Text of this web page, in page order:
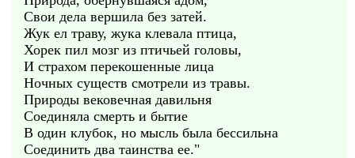
Свои дела вершила без затей.
Жук ел траву, жука клевала птица,
Хорек пил мозг из птичьей головы,
И страхом перекошенные лица
Ночных существ смотрели из травы.
Природы вековечная давильня
Соединяла смерть и бытие
В один клубок, но мысль была бессильна
Соединить два таинства ее."